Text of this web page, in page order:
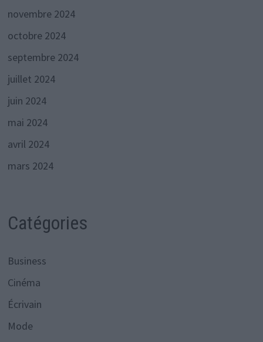
novembre 2024
octobre 2024
septembre 2024
juillet 2024
juin 2024
mai 2024
avril 2024
mars 2024
Catégories
Business
Cinéma
Écrivain
Mode